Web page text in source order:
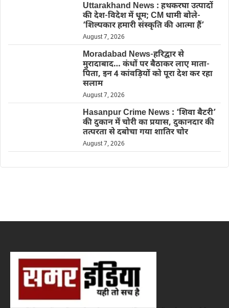
Uttarakhand News : हथकरघा उत्पादों
की देश-विदेश में धूम; CM धामी बोले-
‘शिल्पकार हमारी संस्कृति की आत्मा हैं’
August 7, 2026
Moradabad News-हरिद्वार से
मुरादाबाद… कंधों पर बैठाकर लाए माता-
पिता, इन 4 कांवड़ियों को पूरा देश कर रहा
सलाम
August 7, 2026
Hasanpur Crime News : ‘शिवा बैटरी’
की दुकान में चोरी का प्रयास, दुकानदार की
तत्परता से दबोचा गया शातिर चोर
August 7, 2026